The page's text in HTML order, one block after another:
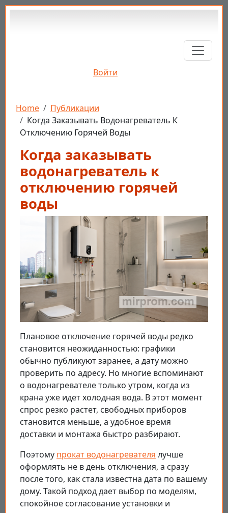
Перейти к основному содержанию
Войти
Строка навигации
Home
Публикации
Когда Заказывать Водонагреватель К
Отключению Горячей Воды
Когда заказывать
водонагреватель к
отключению горячей
воды
Плановое отключение горячей воды редко
становится неожиданностью: графики
обычно публикуют заранее, а дату можно
проверить по адресу. Но многие вспоминают
о водонагревателе только утром, когда из
крана уже идет холодная вода. В этот момент
спрос резко растет, свободных приборов
становится меньше, а удобное время
доставки и монтажа быстро разбирают.
Поэтому прокат водонагревателя лучше
оформлять не в день отключения, а сразу
после того, как стала известна дата по вашему
дому. Такой подход дает выбор по моделям,
спокойное согласование установки и